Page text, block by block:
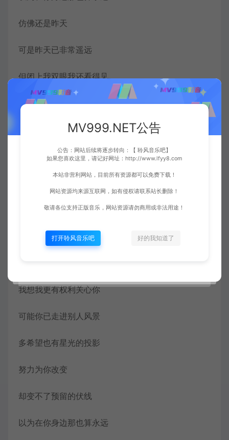
仿佛还是昨天
可是昨天已非常遥远
但闭上我双眼我还看得见
可惜不是你
曾一起走却走失那路口
牵过我的手
还能感受那温柔
我想我更有权利关心你
可能你已走进别人风景
多希望也有星光的投影
努力为你改变
却变不了预留的伏线
以为在你身边那也算永远
MV999.NET公告
公告：网站后续将逐步转向：【 聆风音乐吧】
如果您喜欢这里，请记好网址：http://www.lfyy8.com
本站非营利网站，目前所有资源都可以免费下载！
网站资源均来源互联网，如有侵权请联系站长删除！
敬请各位支持正版音乐，网站资源请勿商用或非法用途！
打开聆风音乐吧 好的我知道了